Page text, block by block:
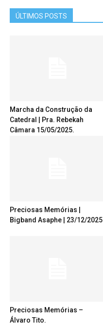
ÚLTIMOS POSTS
Marcha da Construção da
Catedral | Pra. Rebekah
Câmara 15/05/2025.
Preciosas Memórias |
Bigband Asaphe | 23/12/2025
Preciosas Memórias –
Álvaro Tito.